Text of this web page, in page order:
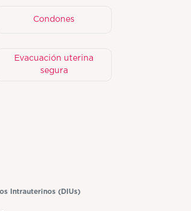
Condones
Evacuación uterina
segura
Intrauterinos (DIUs)